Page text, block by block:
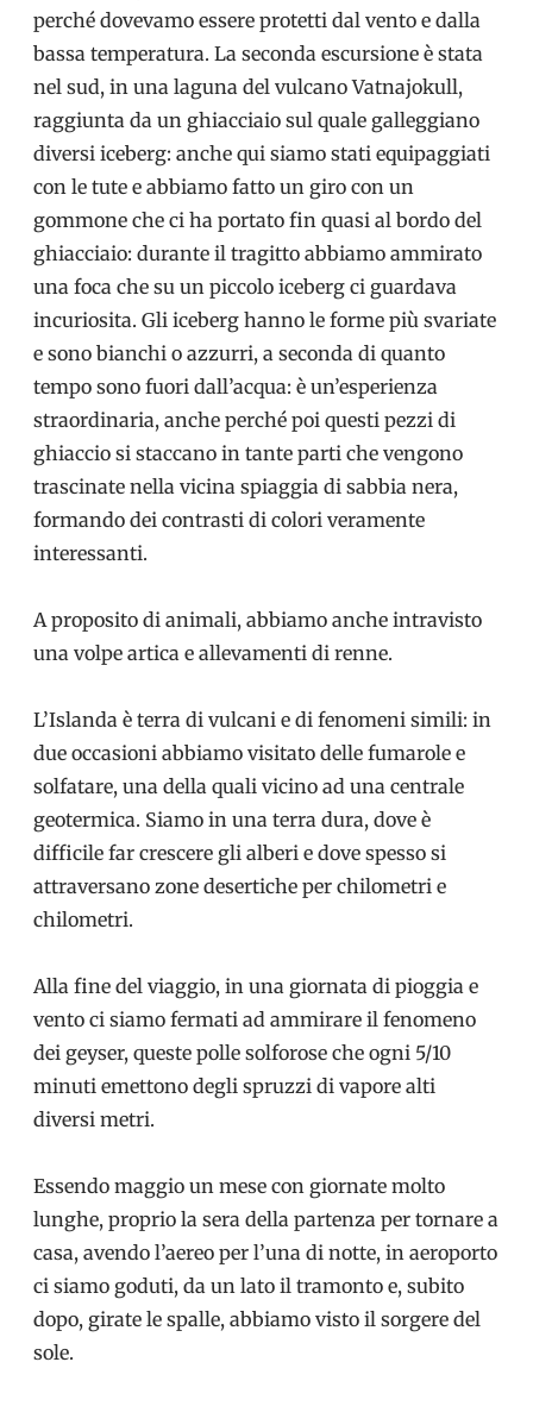
perché dovevamo essere protetti dal vento e dalla
bassa temperatura. La seconda escursione è stata
nel sud, in una laguna del vulcano Vatnajokull,
raggiunta da un ghiacciaio sul quale galleggiano
diversi iceberg: anche qui siamo stati equipaggiati
con le tute e abbiamo fatto un giro con un
gommone che ci ha portato fin quasi al bordo del
ghiacciaio: durante il tragitto abbiamo ammirato
una foca che su un piccolo iceberg ci guardava
incuriosita. Gli iceberg hanno le forme più svariate
e sono bianchi o azzurri, a seconda di quanto
tempo sono fuori dall’acqua: è un’esperienza
straordinaria, anche perché poi questi pezzi di
ghiaccio si staccano in tante parti che vengono
trascinate nella vicina spiaggia di sabbia nera,
formando dei contrasti di colori veramente
interessanti.
A proposito di animali, abbiamo anche intravisto
una volpe artica e allevamenti di renne.
L’Islanda è terra di vulcani e di fenomeni simili: in
due occasioni abbiamo visitato delle fumarole e
solfatare, una della quali vicino ad una centrale
geotermica. Siamo in una terra dura, dove è
difficile far crescere gli alberi e dove spesso si
attraversano zone desertiche per chilometri e
chilometri.
Alla fine del viaggio, in una giornata di pioggia e
vento ci siamo fermati ad ammirare il fenomeno
dei geyser, queste polle solforose che ogni 5/10
minuti emettono degli spruzzi di vapore alti
diversi metri.
Essendo maggio un mese con giornate molto
lunghe, proprio la sera della partenza per tornare a
casa, avendo l’aereo per l’una di notte, in aeroporto
ci siamo goduti, da un lato il tramonto e, subito
dopo, girate le spalle, abbiamo visto il sorgere del
sole.